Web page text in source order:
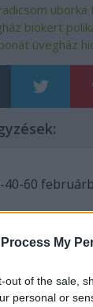
Process My
out of the sale,
personal or
uborka
biokert
üvegház
40-60